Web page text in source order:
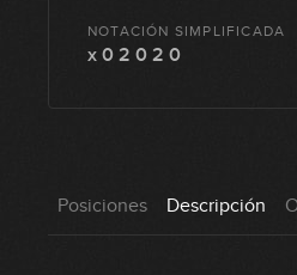
NOTACIÓN SIMPLIFICADA
x 0 2 0 2 0
Posiciones Descripción